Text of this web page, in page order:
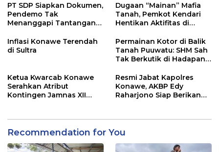
PT SDP Siapkan Dokumen,
Pendemo Tak
Menanggapi Tantangan
Dugaan “Mainan” Mafia
Tanah, Pemkot Kendari
Hentikan Aktifitas di
Inflasi Konawe Terendah
di Sultra
Permainan Kotor di Balik
Tanah Puuwatu: SHM Sah
Tak Berkutik di Hadapan
Ketua Kwarcab Konawe
Serahkan Atribut
Kontingen Jamnas XII
Resmi Jabat Kapolres
Konawe, AKBP Edy
Raharjono Siap Berikan
Recommendation for You